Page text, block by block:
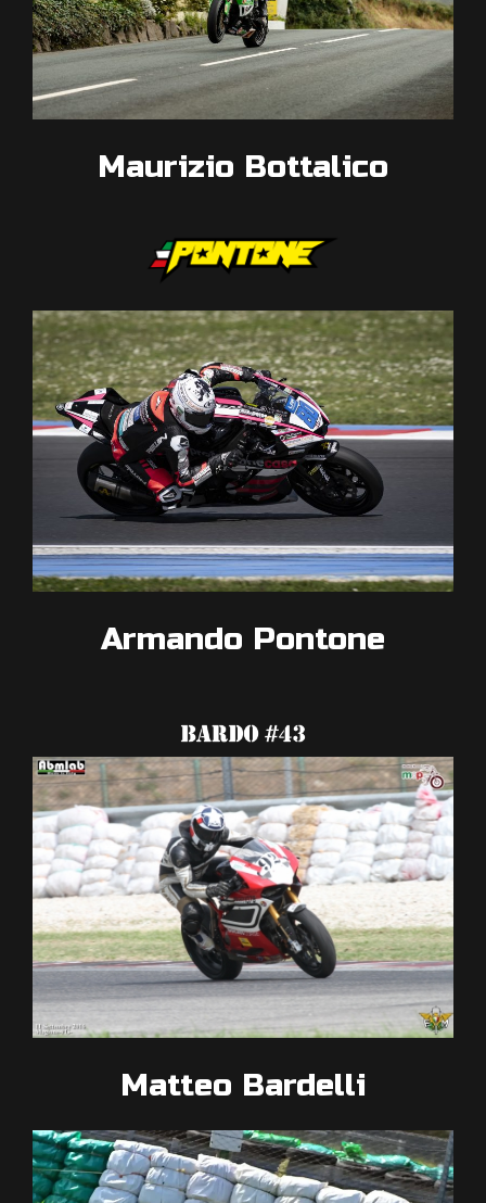
Maurizio Bottalico
Armando Pontone
Matteo Bardelli